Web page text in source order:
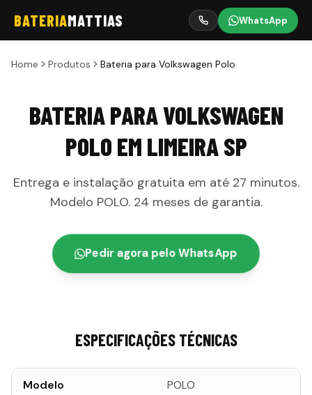
BATERIAMATTIAS WhatsApp
Home Produtos Bateria para Volkswagen Polo
BATERIA PARA VOLKSWAGEN
POLO EM LIMEIRASP
Entrega e instalação gratuita em até 27 minutos.
Modelo POLO. 24 meses de garantia.
Pedir agora pelo WhatsApp
ESPECIFICAÇÕES TÉCNICAS
Modelo POLO